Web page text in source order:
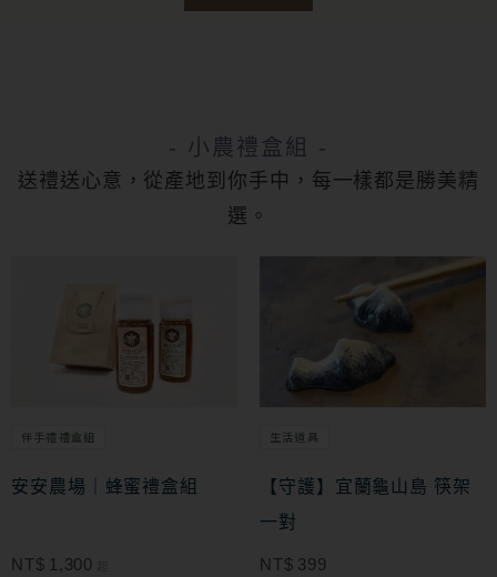
- 小農禮盒組 -
送禮送心意，從產地到你手中，每一樣都是勝美精
選。
伴手禮禮盒組
安安農場｜蜂蜜禮盒組
NT$ 1,300
款
可
生活道具
【守護】宜蘭龜山島 筷架
一對
NT$ 399